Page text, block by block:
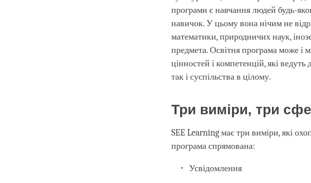
програми є навчання людей будь-
навичок. У цьому вона нічим не
математики, природничих наук,
предмета. Освітня програма може
цінностей і компетенцій, які
так і суспільства в цілому.
Три виміри, три
SEE Learning має три виміри, які
програма спрямована:
Усвідомлення